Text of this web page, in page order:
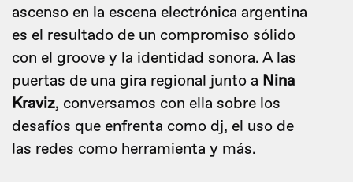
ascenso en la escena electrónica argentina
es el resultado de un compromiso sólido
con el groove y la identidad sonora. A las
puertas de una gira regional junto a Nina
Kraviz, conversamos con ella sobre los
desafíos que enfrenta como dj, el uso de
las redes como herramienta y más.